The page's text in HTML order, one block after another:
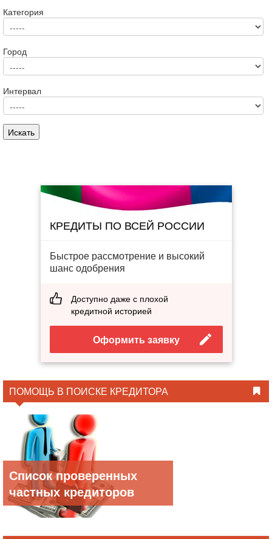
Категория
Город
Интервал
КРЕДИТЫ ПО ВСЕЙ РОССИИ
Быстрое рассмотрение и высокий
шанс одобрения
Доступно даже с плохой
кредитной историей
Оформить заявку
ПОМОЩЬ В ПОИСКЕ КРЕДИТОРА
Список проверенных
частных кредиторов